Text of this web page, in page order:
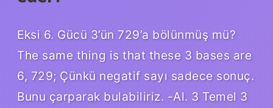
Eksi 6. Gücü 3’ün 729’a bölünmüş mü?
The same thing is that these 3 bases are
6, 729; Çünkü negatif sayı sadece sonuç.
Bunu çarparak bulabiliriz. -Al. 3 Temel 3